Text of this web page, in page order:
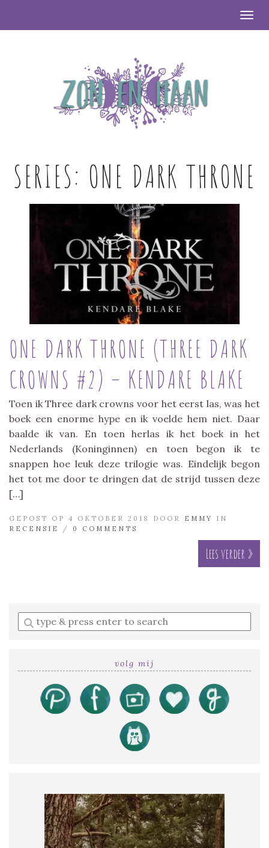
SERIES: ONE DARK THRONE
ONE DARK THRONE (THREE DARK
CROWNS #2) – KENDARE BLAKE
Toen ik Three dark crowns voor het eerst las, was het
boek een enorme hype en ik voelde hem niet. Daar
baalde ik van. En toen herlas ik het boek in het
Nederlands (Koninginnen) en toen begon ik te
snappen hoe leuk deze trilogie was. Eindelijk begon
het tot me door te dringen dat de strijd tussen deze
[…]
GEPOST OP 4 OKTOBER 2018 DOOR EMMY
IN
RECENSIE
/ 0 COMMENTS
Lees verder »
Enter
a
volg mij